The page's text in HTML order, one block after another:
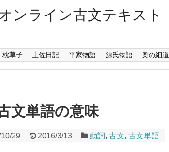
ンライン古文テキスト
枕草子 土佐日記 平家物語 源氏物語 奥の細道
文単語の意味
29 2016/3/13 動詞, 古文, 古文単語